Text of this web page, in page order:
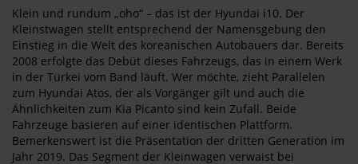
Klein und rundum „oho“ – das ist der Hyundai i10. Der
Kleinstwagen stellt entsprechend der Namensgebung den
Einstieg in die Welt des koreanischen Autobauers dar. Bereits
2008 erfolgte das Debüt dieses Fahrzeugs, das in einem Werk
in der Türkei vom Band läuft. Wer möchte, zieht Parallelen
zum Hyundai Atos, der als Vorgänger gilt und auch die
Ähnlichkeiten zum Kia Picanto sind kein Zufall. Beide
Fahrzeuge basieren auf einer identischen Plattform.
Bemerkenswert ist die Präsentation der dritten Generation im
Jahr 2019. Das Segment der Kleinwagen verwaist bei